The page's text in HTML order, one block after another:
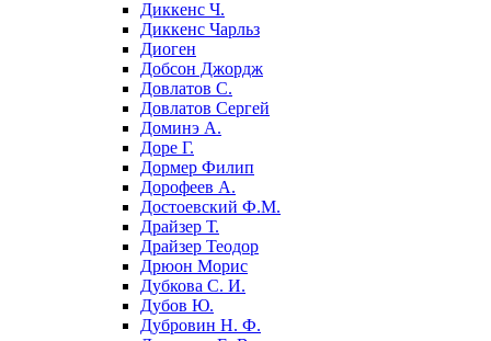
Диккенс Ч.
Диккенс Чарльз
Диоген
Добсон Джордж
Довлатов С.
Довлатов Сергей
Доминэ А.
Доре Г.
Дормер Филип
Дорофеев А.
Достоевский Ф.М.
Драйзер Т.
Драйзер Теодор
Дрюон Морис
Дубкова С. И.
Дубов Ю.
Дубровин Н. Ф.